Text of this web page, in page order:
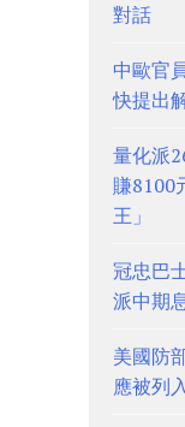
對話
中歐官
快提出
量化派
賺8100
王」
冠忠巴
派中期
美國防
應被列